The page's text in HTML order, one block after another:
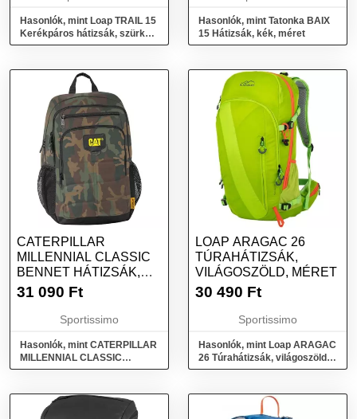
Hasonlók, mint Loap TRAIL 15
Kerékpáros hátizsák, szürke,
méret
Hasonlók, mint Tatonka BAIX
15 Hátizsák, kék, méret
CATERPILLAR
MILLENNIAL CLASSIC
BENNET HÁTIZSÁK,
BARNA, MÉRET
31 090 Ft
Sportissimo
Hasonlók, mint CATERPILLAR
MILLENNIAL CLASSIC
BENNET Hátizsák, barna,
LOAP ARAGAC 26
TÚRAHÁTIZSÁK,
VILÁGOSZÖLD, MÉRET
30 490 Ft
Sportissimo
Hasonlók, mint Loap ARAGAC
26 Túrahátizsák, világoszöld,
méret